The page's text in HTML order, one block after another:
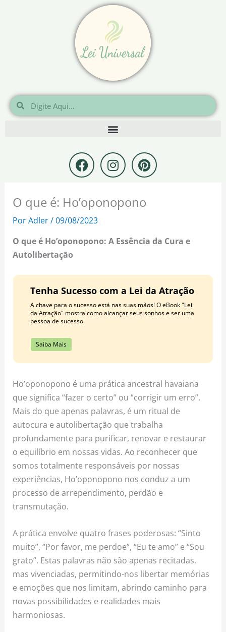
Pesquisar
Pesquisar
F
a
c
e
b
o
k
I
n
s
t
a
r
a
P
i
n
t
e
e
s
O que é: Ho’oponopono
PorAdler/09/08/2023
O que é Ho’oponopono: A Essência da Cura e
Autolibertação
Tenha Sucesso com a Lei da Atração
A chave para o sucesso está nas suas mãos! O eBook "Lei
da Atração" mostra como alcançar seus sonhos e ser uma
pessoa de sucesso.
Saiba Mais
Ho’oponopono é uma prática ancestral havaiana
que significa “fazer o certo” ou “corrigir um erro”.
Mais do que apenas palavras, é um ritual de
autocura e autolibertação que trabalha
profundamente para purificar, renovar e restaurar
o equilíbrio em nossas vidas. Ao reconhecer que
somos totalmente responsáveis por nossas
experiências, Ho’oponopono nos conduz a um
processo de arrependimento, perdão e
transmutação.
A prática envolve quatro frases poderosas: “Sinto
muito”, “Por favor, me perdoe”, “Eu te amo” e “Sou
grato”. Estas palavras não são apenas recitadas,
mas vivenciadas, permitindo-nos libertar memórias
e emoções que nos limitam, abrindo caminho para
novas possibilidades e realidades mais
harmoniosas.